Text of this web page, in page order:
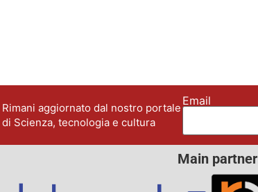
Rimani aggiornato dal nostro portale
di Scienza, tecnologia e cultura
Email
Main partner